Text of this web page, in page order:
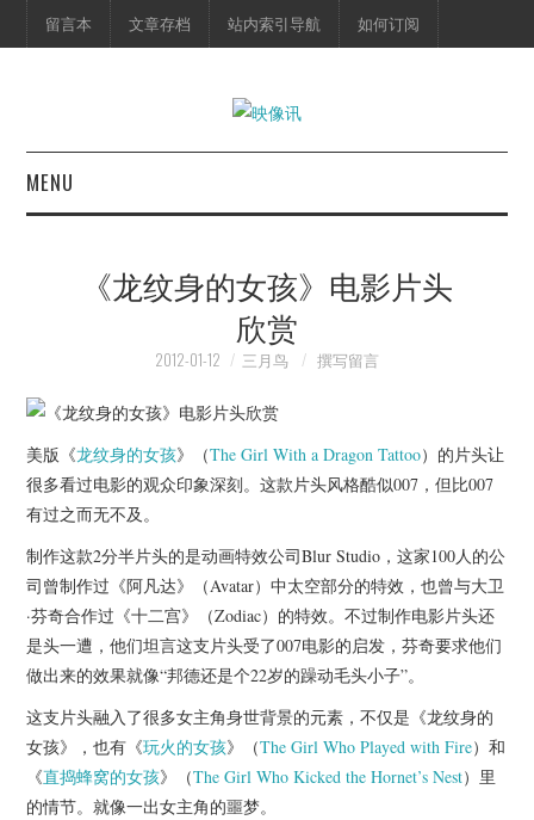
留言本 文章存档 站内索引导航 如何订阅
MENU
映像快讯
海报剧照
脱口秀
杂七杂八
美剧英剧
电影档期
推荐电影
《龙纹身的女孩》电影片头
欣赏
2012-01-12 三月鸟 撰写留言
美版《龙纹身的女孩》（The Girl With a Dragon Tattoo）的片头让
很多看过电影的观众印象深刻。这款片头风格酷似007，但比007
有过之而无不及。
制作这款2分半片头的是动画特效公司Blur Studio，这家100人的公
司曾制作过《阿凡达》（Avatar）中太空部分的特效，也曾与大卫
·芬奇合作过《十二宫》（Zodiac）的特效。不过制作电影片头还
是头一遭，他们坦言这支片头受了007电影的启发，芬奇要求他们
做出来的效果就像“邦德还是个22岁的躁动毛头小子”。
这支片头融入了很多女主角身世背景的元素，不仅是《龙纹身的
女孩》，也有《玩火的女孩》（The Girl Who Played with Fire）和
《直捣蜂窝的女孩》（The Girl Who Kicked the Hornet’s Nest）里
的情节。就像一出女主角的噩梦。